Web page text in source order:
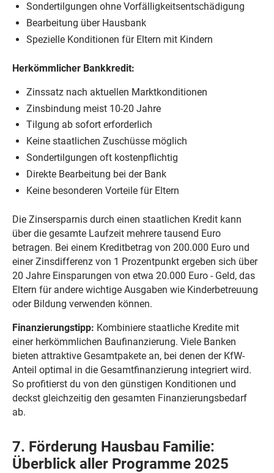
Sondertilgungen ohne Vorfälligkeitsentschädigung
Bearbeitung über Hausbank
Spezielle Konditionen für Eltern mit Kindern
Herkömmlicher Bankkredit:
Zinssatz nach aktuellen Marktkonditionen
Zinsbindung meist 10-20 Jahre
Tilgung ab sofort erforderlich
Keine staatlichen Zuschüsse möglich
Sondertilgungen oft kostenpflichtig
Direkte Bearbeitung bei der Bank
Keine besonderen Vorteile für Eltern
Die Zinsersparnis durch einen staatlichen Kredit kann
über die gesamte Laufzeit mehrere tausend Euro
betragen. Bei einem Kreditbetrag von 200.000 Euro und
einer Zinsdifferenz von 1 Prozentpunkt ergeben sich über
20 Jahre Einsparungen von etwa 20.000 Euro - Geld, das
Eltern für andere wichtige Ausgaben wie Kinderbetreuung
oder Bildung verwenden können.
Finanzierungstipp: Kombiniere staatliche Kredite mit
einer herkömmlichen Baufinanzierung. Viele Banken
bieten attraktive Gesamtpakete an, bei denen der KfW-
Anteil optimal in die Gesamtfinanzierung integriert wird.
So profitierst du von den günstigen Konditionen und
deckst gleichzeitig den gesamten Finanzierungsbedarf
ab.
7. Förderung Hausbau Familie:
Überblick aller Programme 2025